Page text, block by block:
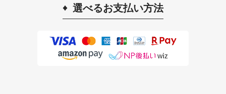
選べるお支払い方法